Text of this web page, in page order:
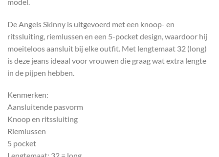
De Angels Skinny is uitgevoerd met een knoop- en
ritssluiting, riemlussen en een 5-pocket design, waardoor hij
moeiteloos aansluit bij elke outfit. Met lengtemaat 32 (long)
is deze jeans ideaal voor vrouwen die graag wat extra lengte
in de pijpen hebben.
Kenmerken:
Aansluitende pasvorm
Knoop en ritssluiting
Riemlussen
5 pocket